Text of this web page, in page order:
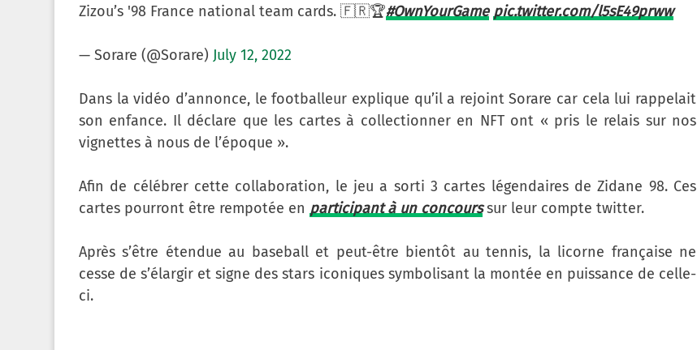
Zizou’s '98 France national team cards. 🇫🇷🏆#OwnYourGame pic.twitter.com/l5sE49prww
— Sorare (@Sorare) July 12, 2022
Dans la vidéo d’annonce, le footballeur explique qu’il a rejoint Sorare car cela lui rappelait
son enfance. Il déclare que les cartes à collectionner en NFT ont « pris le relais sur nos
vignettes à nous de l’époque ».
Afin de célébrer cette collaboration, le jeu a sorti 3 cartes légendaires de Zidane 98. Ces
cartes pourront être rempotée en participant à un concourssur leur compte twitter.
Après s’être étendue au baseball et peut-être bientôt au tennis, la licorne française ne
cesse de s’élargir et signe des stars iconiques symbolisant la montée en puissance de celle-
ci.